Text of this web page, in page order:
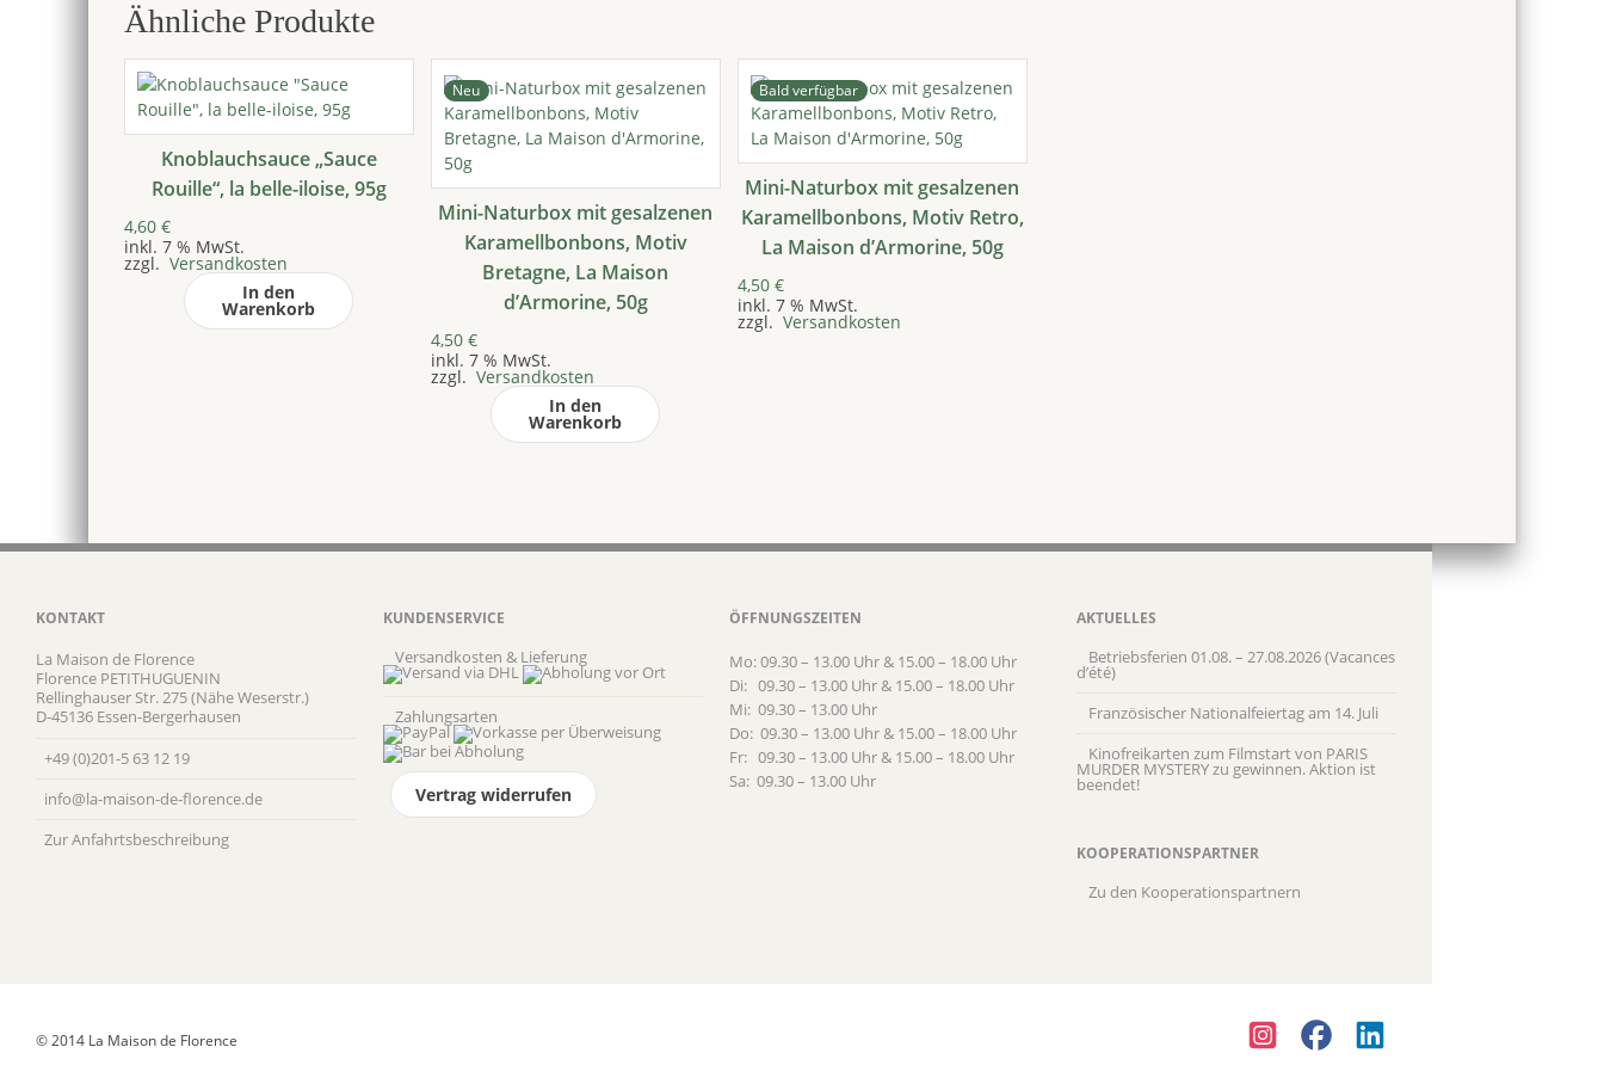
Ähnliche Produkte
Knoblauchsauce „Sauce
Rouille“, la belle-iloise, 95g
4,60 €
inkl. 7 % MwSt.
zzgl. Versandkosten
In den
Warenkorb
Neu
Mini-Naturbox mit gesalzenen
Karamellbonbons, Motiv
Bretagne, La Maison
d’Armorine, 50g
4,50 €
inkl. 7 % MwSt.
zzgl. Versandkosten
In den
Warenkorb
Bald verfügbar
Mini-Naturbox mit gesalzenen
Karamellbonbons, Motiv Retro,
La Maison d’Armorine, 50g
4,50 €
inkl. 7 % MwSt.
zzgl. Versandkosten
KONTAKT
La Maison de Florence
Florence PETITHUGUENIN
Rellinghauser Str. 275 (Nähe Weserstr.)
D-45136 Essen-Bergerhausen
+49 (0)201-5 63 12 19
info@la-maison-de-florence.de
Zur Anfahrts­beschreibung
KUNDENSERVICE
Versandkosten & Lieferung
Zahlungsarten
Vertrag widerrufen
ÖFFNUNGSZEITEN
Mo: 09.30 – 13.00 Uhr & 15.00 – 18.00 Uhr
Di: 09.30 – 13.00 Uhr & 15.00 – 18.00 Uhr
Mi: 09.30 – 13.00 Uhr
Do: 09.30 – 13.00 Uhr & 15.00 – 18.00 Uhr
Fr: 09.30 – 13.00 Uhr & 15.00 – 18.00 Uhr
Sa: 09.30 – 13.00 Uhr
AKTUELLES
Betriebsferien 01.08. – 27.08.2026 (Vacances
d’été)
Französischer Nationalfeiertag am 14. Juli
Kinofreikarten zum Filmstart von PARIS
MURDER MYSTERY zu gewinnen. Aktion ist
beendet!
KOOPERATIONSPARTNER
Zu den Kooperationspartnern
© 2014 La Maison de Florence